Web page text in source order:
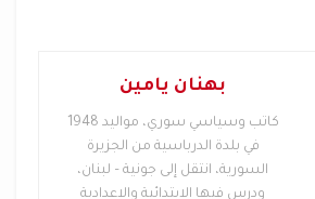
قد تكون سببا ولكن الأهم هي
للخطاب السياسي لأمين عام
نصرالله الذي اصيب في المرحلة
بهنان يامين
كاتب وسياسي سوري، مواليد 1948
في بلدة الدرباسية من الجزيرة
السورية، انتقل إلى جونية – لبنان،
ودرس فيها الابتدائية والاعدادية